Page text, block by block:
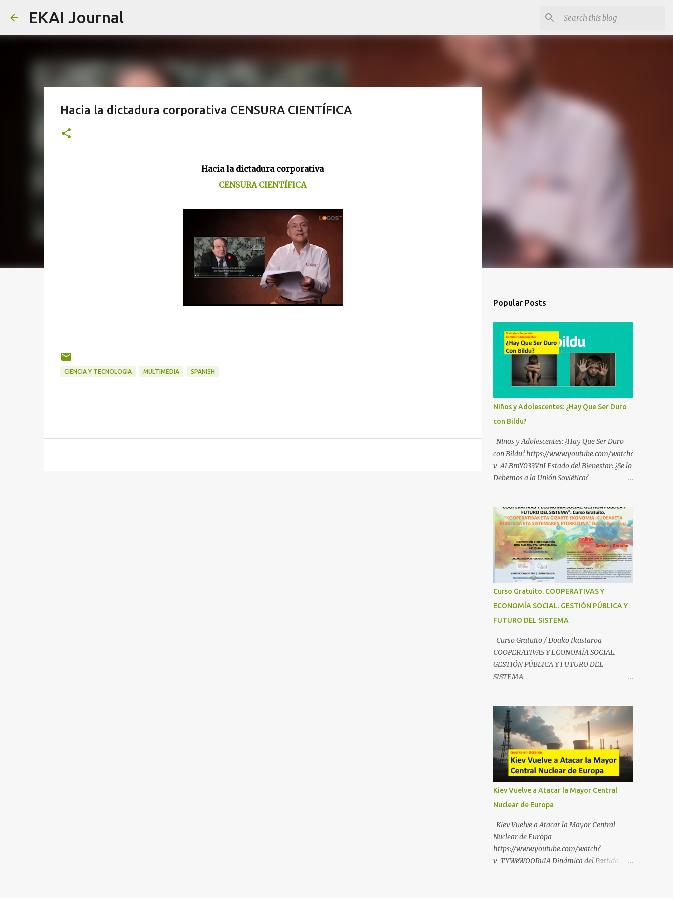
EKAI Journal
Hacia la dictadura corporativa CENSURA CIENTÍFICA
Hacia la dictadura corporativa
CENSURA CIENTÍFICA
CIENCIA Y TECNOLOGIA MULTIMEDIA SPANISH
Popular Posts
Niños y Adolescentes: ¿Hay Que Ser Duro
con Bildu?
Niños y Adolescentes: ¿Hay Que Ser Duro
con Bildu? https://www.youtube.com/watch?
v=ALBmY033VnI Estado del Bienestar: ¿Se lo
Debemos a la Unión Soviética?
Cooperativas
https://www.youtube.com/watch?v=ylup-
4KPu5w Capitalismo Inclusivo y Cuarta
Revolución Industrial
https://www.youtube.com/shorts/dGKjgqEv
RHk ¿Conoces los nuevos canales de
BABESTU? Si quieres hacer algo, o
adolescentes vascos frente a abusos y
manipulaciones: BABESTUren kanal berriak
nerabeak abusu eta manipulazioetatik
babesteko zerbait egin nahi baduzu, edo
ideiak partekatu nahi badituzu: Telegram :
https://t.me/babestu_proteger WhatsApp :
6k0LKZJWzQyoE1T SÍGUENOS EN
YOUTUBE:
https://www.youtube.com/@ekaicenter?
sub_confirmation=1
Curso Gratuito. COOPERATIVAS Y
ECONOMÍA SOCIAL. GESTIÓN PÚBLICA Y
FUTURO DEL SISTEMA
Curso Gratuito / Doako Ikastaroa
COOPERATIVAS Y ECONOMÍA SOCIAL.
GESTIÓN PÚBLICA Y FUTURO DEL
SISTEMA
usp=sharing
Kiev Vuelve a Atacar la Mayor Central
Nuclear de Europa
Kiev Vuelve a Atacar la Mayor Central
Nuclear de Europa
https://www.youtube.com/watch?
v=TYWeWOORuIA Dinámica del Partido